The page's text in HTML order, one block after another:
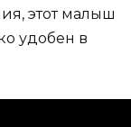
этот малыш
удобен в